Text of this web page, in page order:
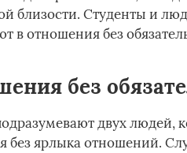
близости. Студенты и
в отношения без
без
двух людей,
без ярлыка отношений.